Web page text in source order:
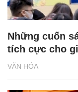
VĂN HÓA
Những cuốn
tích cực cho